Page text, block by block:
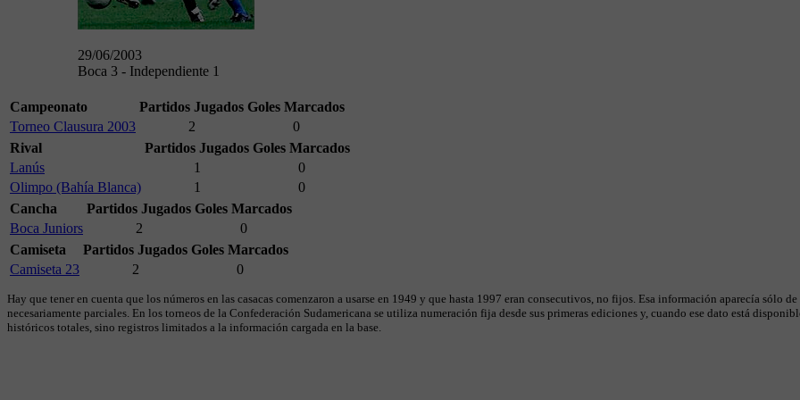
29/06/2003
Boca 3 - Independiente 1
Campeonato Partidos Jugados Goles Marcados
Torneo Clausura 2003
2
0
Rival
Partidos Jugados Goles Marcados
Lanús
1
0
Olimpo (Bahía Blanca)
1
0
Cancha
Partidos Jugados Goles Marcados
Boca Juniors
2
0
Camiseta
Partidos Jugados Goles Marcados
Camiseta 23
2 0
Hay que tener en cuenta que los números en las casacas comenzaron a usarse en 1949 y que hasta 1997 eran consecutivos, no fijos. Esa información aparecía sólo
necesariamente parciales. En los torneos de la Confederación Sudamericana se utiliza numeración fija desde sus primeras ediciones y, cuando ese dato está
históricos totales, sino registros limitados a la información cargada en la base.